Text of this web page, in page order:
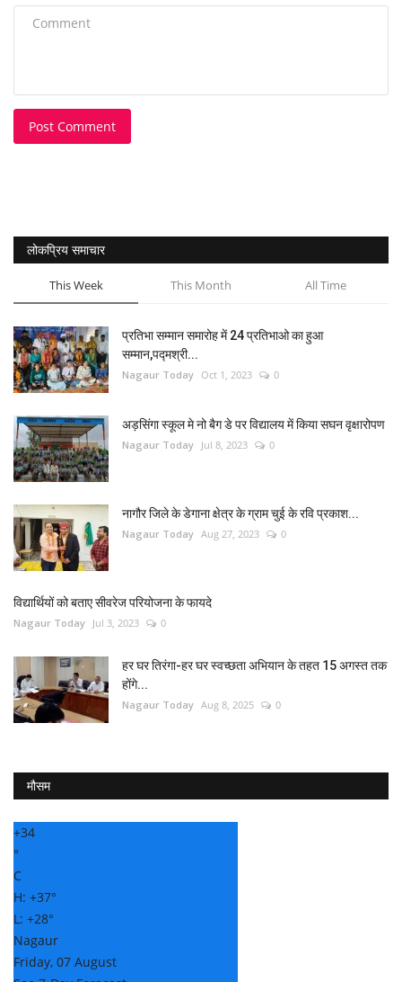
Post Comment
लोकप्रिय समाचार
This Week This Month All Time
प्रतिभा सम्मान समारोह में 24 प्रतिभाओ का हुआ
सम्मान,पद्मश्री...
Nagaur Today Oct 1, 2023 0
अड़सिंगा स्कूल मे नो बैग डे पर विद्यालय में किया सघन वृक्षारोपण
Nagaur Today Jul 8, 2023 0
नागौर जिले के डेगाना क्षेत्र के ग्राम चुई के रवि प्रकाश...
Nagaur Today Aug 27, 2023 0
विद्यार्थियों को बताए सीवरेज परियोजना के फायदे
Nagaur Today Jul 3, 2023 0
हर घर तिरंगा-हर घर स्वच्छता अभियान के तहत 15 अगस्त तक
होंगे...
Nagaur Today Aug 8, 2025 0
मौसम
+34
°
C
H: +37°
L: +28°
Nagaur
Friday, 07 August